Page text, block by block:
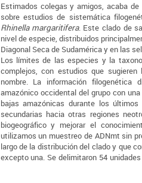
Estimados colegas y amigos, acaba
sobre estudios de sistemática
Rhinella margaritifera. Este clado de
nivel de especie, distribuidos
Diagonal Seca de Sudamérica y en las
Los límites de las especies y la
complejos, con estudios que
nombre. La información filogenética
amazónico occidental del grupo con
bajas amazónicas durante los
secundarias hacia otras regiones
biogeográfico y mejorar el
utilizamos un muestreo de ADNmt sin
largo de la distribución del clado y que
excepto una. Se delimitaron 54